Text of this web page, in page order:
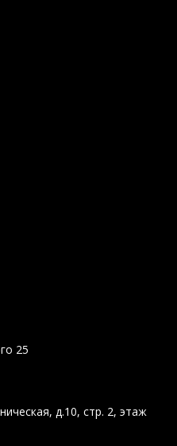
25
д.10, стр. 2, этаж